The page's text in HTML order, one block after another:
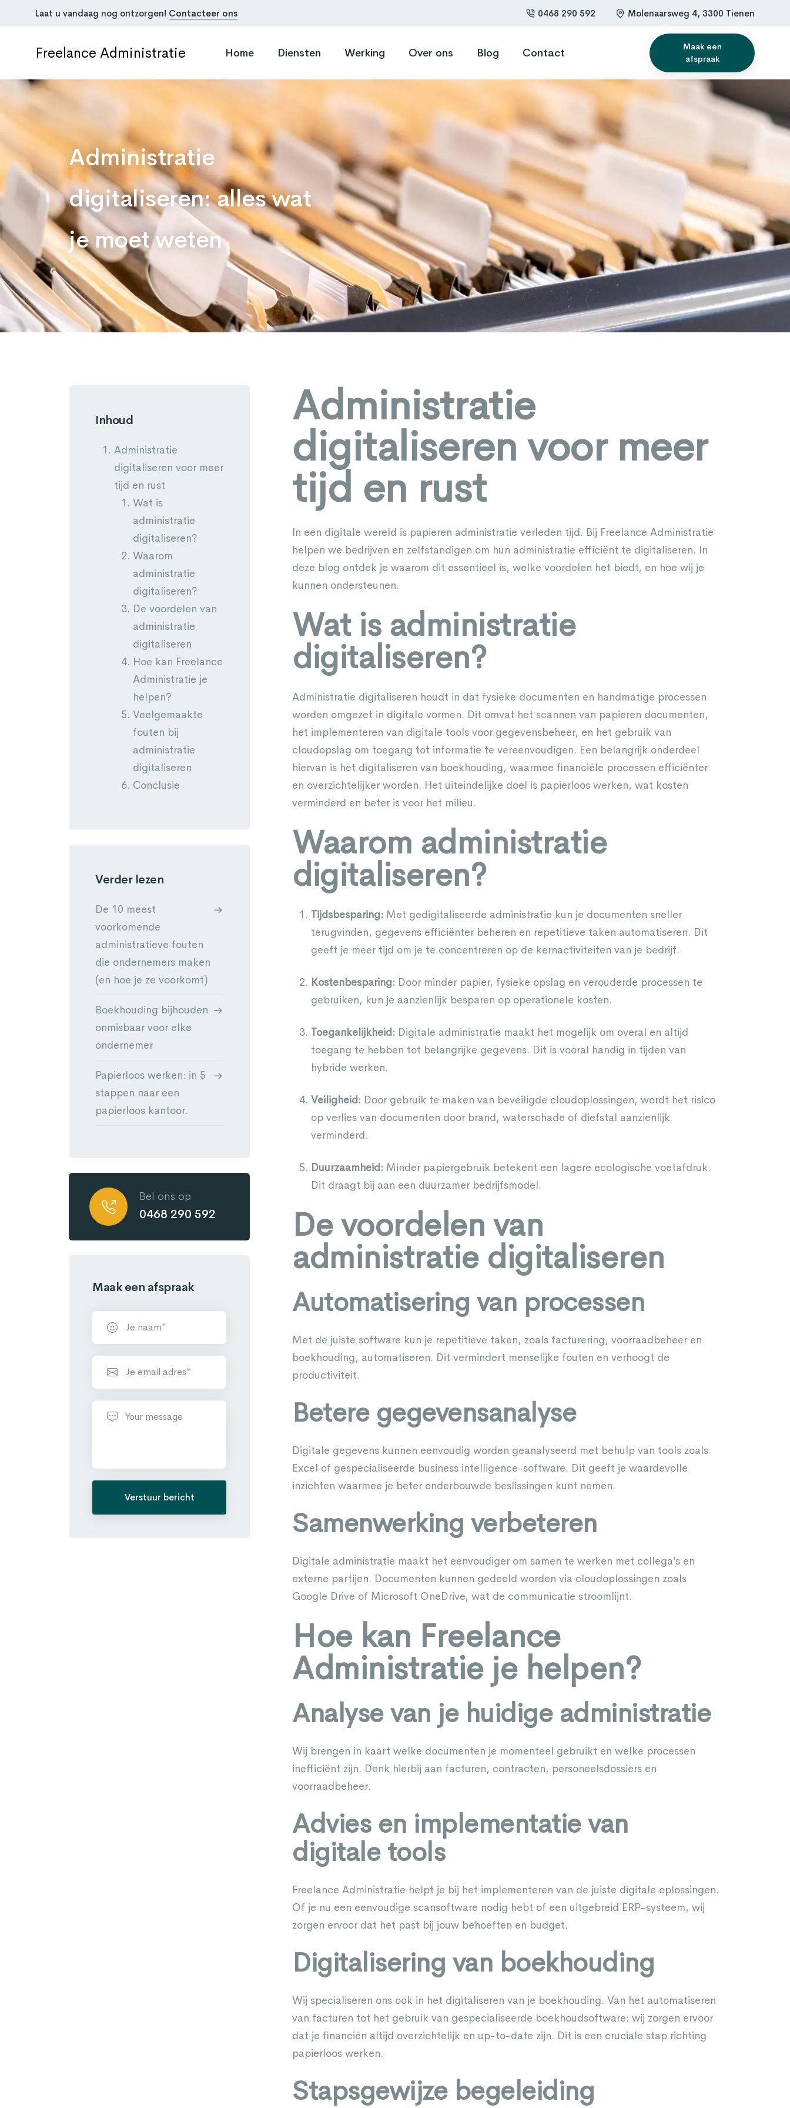
Laat u vandaag nog ontzorgen! Contacteer ons 0468 290 592 Molenaarsweg 4, 3300 Tienen
Freelance Administratie Home Diensten Werking Over ons Blog Contact
Maak een
afspraak
Administratie
digitaliseren: alles wat
je moet weten
Inhoud
Administratie
digitaliseren voor meer
tijd en rust
Wat is
administratie
digitaliseren?
Waarom
administratie
digitaliseren?
De voordelen van
administratie
digitaliseren
Hoe kan Freelance
Administratie je
helpen?
Veelgemaakte
fouten bij
administratie
digitaliseren
Conclusie
Verder lezen
De 10 meest
voorkomende
administratieve fouten
die ondernemers maken
(en hoe je ze voorkomt)
Boekhouding bijhouden
onmisbaar voor elke
ondernemer
Papierloos werken: in 5
stappen naar een
papierloos kantoor.
Bel ons op
0468 290 592
Maak een afspraak
Verstuur bericht
Administratie
digitaliseren voor meer
tijd en rust
In een digitale wereld is papieren administratie verleden tijd. Bij Freelance Administratie
helpen we bedrijven en zelfstandigen om hun administratie efficiënt te digitaliseren. In
deze blog ontdek je waarom dit essentieel is, welke voordelen het biedt, en hoe wij je
kunnen ondersteunen.
Wat is administratie
digitaliseren?
Administratie digitaliseren houdt in dat fysieke documenten en handmatige processen
worden omgezet in digitale vormen. Dit omvat het scannen van papieren documenten,
het implementeren van digitale tools voor gegevensbeheer, en het gebruik van
cloudopslag om toegang tot informatie te vereenvoudigen. Een belangrijk onderdeel
hiervan is het digitaliseren van boekhouding, waarmee financiële processen efficiënter
en overzichtelijker worden. Het uiteindelijke doel is papierloos werken, wat kosten
verminderd en beter is voor het milieu.
Waarom administratie
digitaliseren?
Tijdsbesparing: Met gedigitaliseerde administratie kun je documenten sneller
terugvinden, gegevens efficiënter beheren en repetitieve taken automatiseren. Dit
geeft je meer tijd om je te concentreren op de kernactiviteiten van je bedrijf.
Kostenbesparing: Door minder papier, fysieke opslag en verouderde processen te
gebruiken, kun je aanzienlijk besparen op operationele kosten.
Toegankelijkheid: Digitale administratie maakt het mogelijk om overal en altijd
toegang te hebben tot belangrijke gegevens. Dit is vooral handig in tijden van
hybride werken.
Veiligheid: Door gebruik te maken van beveiligde cloudoplossingen, wordt het risico
op verlies van documenten door brand, waterschade of diefstal aanzienlijk
verminderd.
Duurzaamheid: Minder papiergebruik betekent een lagere ecologische voetafdruk.
Dit draagt bij aan een duurzamer bedrijfsmodel.
De voordelen van
administratie digitaliseren
Automatisering van processen
Met de juiste software kun je repetitieve taken, zoals facturering, voorraadbeheer en
boekhouding, automatiseren. Dit vermindert menselijke fouten en verhoogt de
productiviteit.
Betere gegevensanalyse
Digitale gegevens kunnen eenvoudig worden geanalyseerd met behulp van tools zoals
Excel of gespecialiseerde business intelligence-software. Dit geeft je waardevolle
inzichten waarmee je beter onderbouwde beslissingen kunt nemen.
Samenwerking verbeteren
Digitale administratie maakt het eenvoudiger om samen te werken met collega’s en
externe partijen. Documenten kunnen gedeeld worden via cloudoplossingen zoals
Google Drive of Microsoft OneDrive, wat de communicatie stroomlijnt.
Hoe kan Freelance
Administratie je helpen?
Analyse van je huidige administratie
Wij brengen in kaart welke documenten je momenteel gebruikt en welke processen
inefficiënt zijn. Denk hierbij aan facturen, contracten, personeelsdossiers en
voorraadbeheer.
Advies en implementatie van
digitale tools
Freelance Administratie helpt je bij het implementeren van de juiste digitale oplossingen.
Of je nu een eenvoudige scansoftware nodig hebt of een uitgebreid ERP-systeem, wij
zorgen ervoor dat het past bij jouw behoeften en budget.
Digitalisering van boekhouding
Wij specialiseren ons ook in het digitaliseren van je boekhouding. Van het automatiseren
van facturen tot het gebruik van gespecialiseerde boekhoudsoftware: wij zorgen ervoor
dat je financiën altijd overzichtelijk en up-to-date zijn. Dit is een cruciale stap richting
papierloos werken.
Stapsgewijze begeleiding